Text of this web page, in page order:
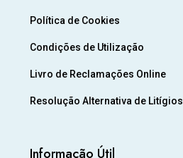
Política de Cookies
Condições de Utilização
Livro de Reclamações Online
Resolução Alternativa de Litígios
Informação Útil